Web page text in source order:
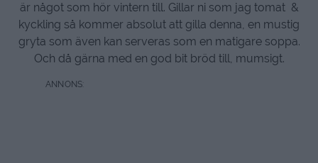
är något som hör vintern till. Gillar ni som jag tomat &
kyckling så kommer absolut att gilla denna, en mustig
gryta som även kan serveras som en matigare soppa.
Och då gärna med en god bit bröd till, mumsigt.